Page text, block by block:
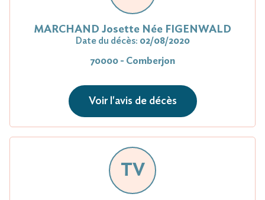
MARCHAND Josette Née FIGENWALD
Date du décès: 02/08/2020
70000 - Comberjon
Voir l'avis de décès
TV